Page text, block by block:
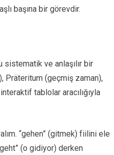
başına bir görevdir.
sistematik ve anlaşılır bir
Präteritum (geçmiş zaman),
tablolar aracılığıyla
“gehen” (gitmek) fiilini ele
(o gidiyor) derken